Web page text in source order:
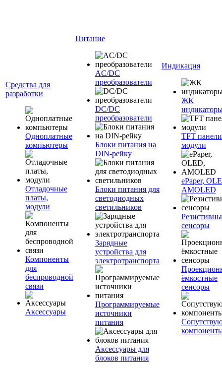
Средства для
разработки
Одноплатные
компьютеры
Отладочные
платы,
модули
Компоненты
для
беспроводной
связи
Аксессуары
Питание
AC/DC
преобразователи
DC/DC
преобразователи
Блоки питания на
DIN-рейку
Блоки питания для
светодиодных
светильников
Зарядные
устройства для
электротранспорта
Программируемые
источники
питания
Аксессуары для
блоков питания
Индикация
ЖК
TFT
модули
ePaper,
AMOLED
сенсоры
ёмкостные
сенсоры